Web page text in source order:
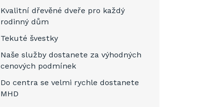
Kvalitní dřevěné dveře pro každý
rodinný dům
Tekuté švestky
Naše služby dostanete za výhodných
cenových podmínek
Do centra se velmi rychle dostanete
MHD